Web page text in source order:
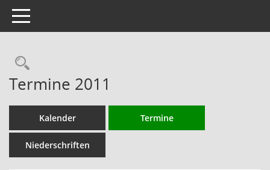
Toggle navigation
Rechercheauswahl
Termine 2011
Kalender Termine
Niederschriften